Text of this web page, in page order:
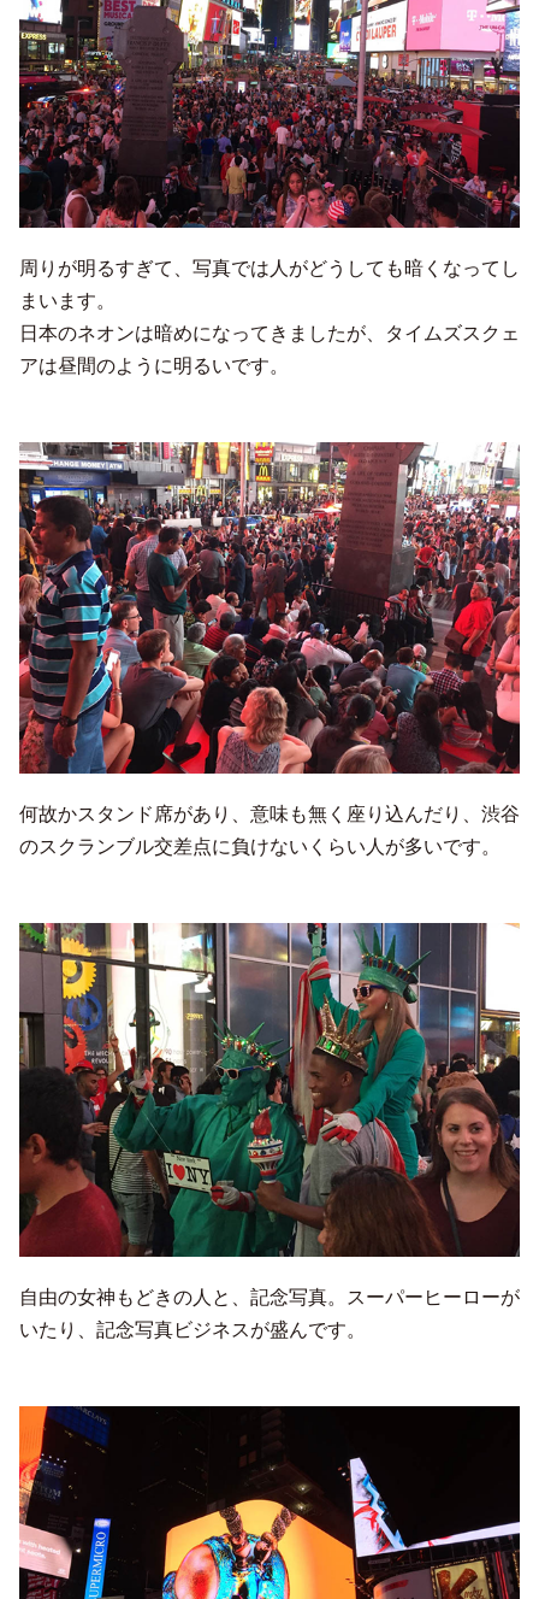
周りが明るすぎて、写真では人がどうしても暗くなってし
まいます。
日本のネオンは暗めになってきましたが、タイムズスクェ
アは昼間のように明るいです。
何故かスタンド席があり、意味も無く座り込んだり、渋谷
のスクランブル交差点に負けないくらい人が多いです。
自由の女神もどきの人と、記念写真。スーパーヒーローが
いたり、記念写真ビジネスが盛んです。